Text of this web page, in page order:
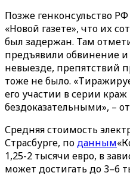
Позже генконсульство РФ
«Новой газете», что их
был задержан. Там
предъявили обвинение
невыезде, препятствий
тоже не было.
его участии в серии
бездоказательными», –
Средняя стоимость
Страсбурге, поданным
1,25-2 тысячи евро, в
может достигать до 3–6